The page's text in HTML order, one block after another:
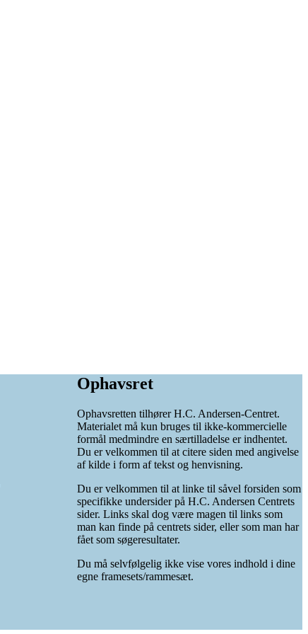
Ophavsret
Ophavsretten tilhører H.C. Andersen-Centret.
Materialet må kun bruges til ikke-kommercielle
formål medmindre en særtilladelse er indhentet.
Du er velkommen til at citere siden med angivelse
af kilde i form af tekst og henvisning.
Du er velkommen til at linke til såvel forsiden som
specifikke undersider på H.C. Andersen Centrets
sider. Links skal dog være magen til links som
man kan finde på centrets sider, eller som man har
fået som søgeresultater.
Du må selvfølgelig ikke vise vores indhold i dine
egne framesets/rammesæt.